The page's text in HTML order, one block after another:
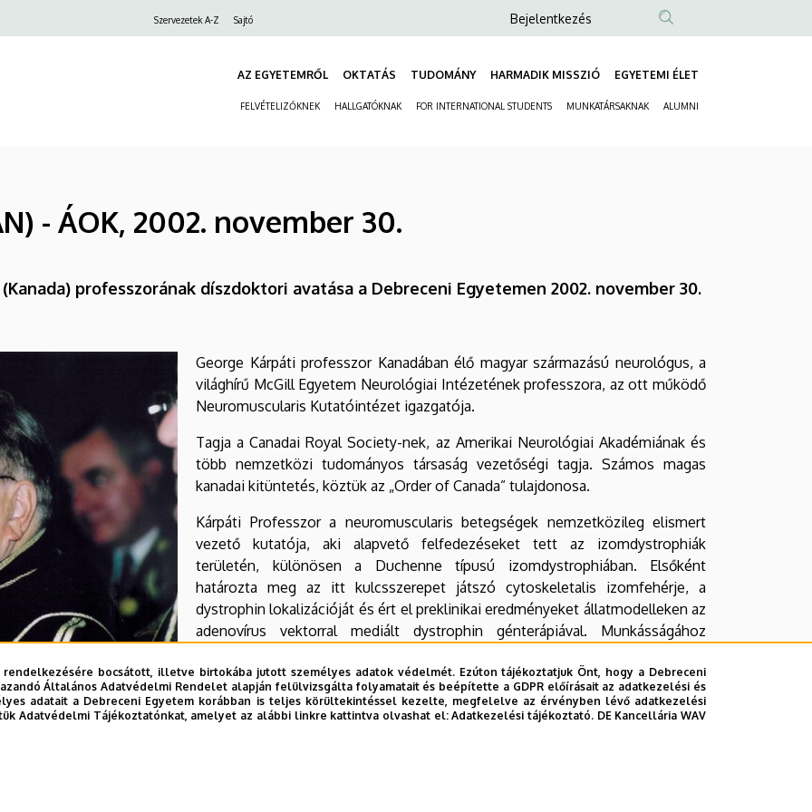
Szervezetek A-Z Sajtó
Anonim
fiók
Bejelentkezés
AZ EGYETEMRŐL OKTATÁS TUDOMÁNY HARMADIK MISSZIÓ EGYETEMI ÉLET
FELVÉTELIZŐKNEK HALLGATÓKNAK FOR INTERNATIONAL STUDENTS MUNKATÁRSAKNAK ALUMNI
- ÁOK, 2002. november 30.
professzorának díszdoktori avatása a Debreceni Egyetemen 2002. november 30.
George Kárpáti professzor Kanadában élő magyar származású neurológus, a
világhírű McGill Egyetem Neurológiai Intézetének professzora, az ott működő
Neuromuscularis Kutatóintézet igazgatója.
Tagja a Canadai Royal Society-nek, az Amerikai Neurológiai Akadémiának és
több nemzetközi tudományos társaság vezetőségi tagja. Számos magas
kanadai kitüntetés, köztük az „Order of Canada” tulajdonosa.
Kárpáti Professzor a neuromuscularis betegségek nemzetközileg elismert
vezető kutatója, aki alapvető felfedezéseket tett az izomdystrophiák
területén, különösen a Duchenne típusú izomdystrophiában. Elsőként
határozta meg az itt kulcsszerepet játszó cytoskeletalis izomfehérje, a
dystrophin lokalizációját és ért el preklinikai eredményeket állatmodelleken az
adenovírus vektorral mediált dystrophin génterápiával. Munkásságához
agydaganatok génterápiájának kutatása is.
folyóiratának szerkesztőbizottsági tagja. Nemzetközi szimpóziumok és konferenciák állandó
jelent meg eddig, a legelismertebb nemzetközi folyóiratokban. Számos könyvet és könyvfejezetet
Egyetem Neurológiai Klinikájával, szoros munkakapcsolat alakult ki a klinika neuromuscularis
bocsátott, illetve birtokába jutott személyes adatok védelmét. Ezúton tájékoztatjuk Önt, hogy a Debreceni
Általános Adatvédelmi Rendelet alapján felülvizsgálta folyamatait és beépítette a GDPR előírásait az adatkezelési és
adatait a Debreceni Egyetem korábban is teljes körültekintéssel kezelte, megfelelve az érvényben lévő adatkezelési
Adatvédelmi Tájékoztatónkat, amelyet az alábbi linkre kattintva olvashat el:Adatkezelési tájékoztató. DE Kancellária WAV